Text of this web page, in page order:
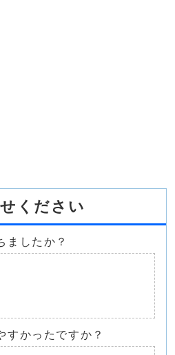
ください
ましたか？
すかったですか？